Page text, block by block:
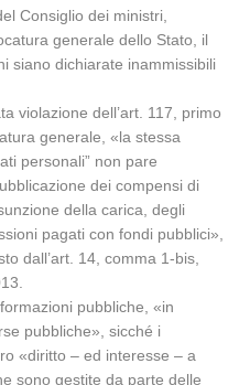
Consiglio dei ministri,
generale dello Stato, il
siano dichiarate inammissibili
violazione dell’art. 117, primo
generale, «la stessa
personali” non pare
dei compensi di
della carica, degli
pagati con fondi pubblici»,
dall’art. 14, comma 1-bis,
pubbliche, «in
pubbliche», sicché i
«diritto – ed interesse – a
sono gestite da parte delle